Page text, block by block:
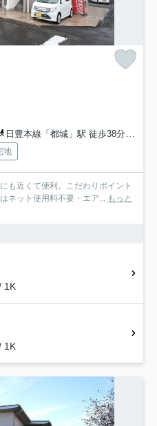
日豊本線「都城」駅 徒歩38分
地
も近くて便利。こだわりポイント
ネット使用料不要・エア...
もっと
1K
1K